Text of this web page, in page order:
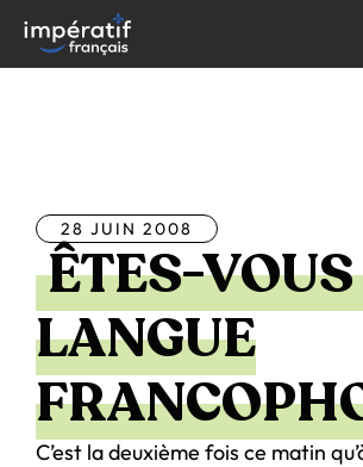
contenu
28 JUIN 2008
ÊTES-
LANGUE
C’est la deuxième fois ce matin